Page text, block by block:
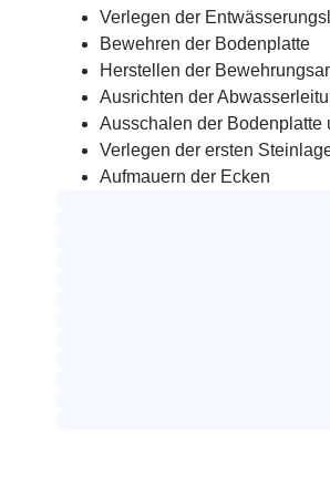
Verlegen der
Bewehren der Bodenplatte
Herstellen der
Ausrichten der
Ausschalen der
Verlegen der ersten
Aufmauern der Ecken